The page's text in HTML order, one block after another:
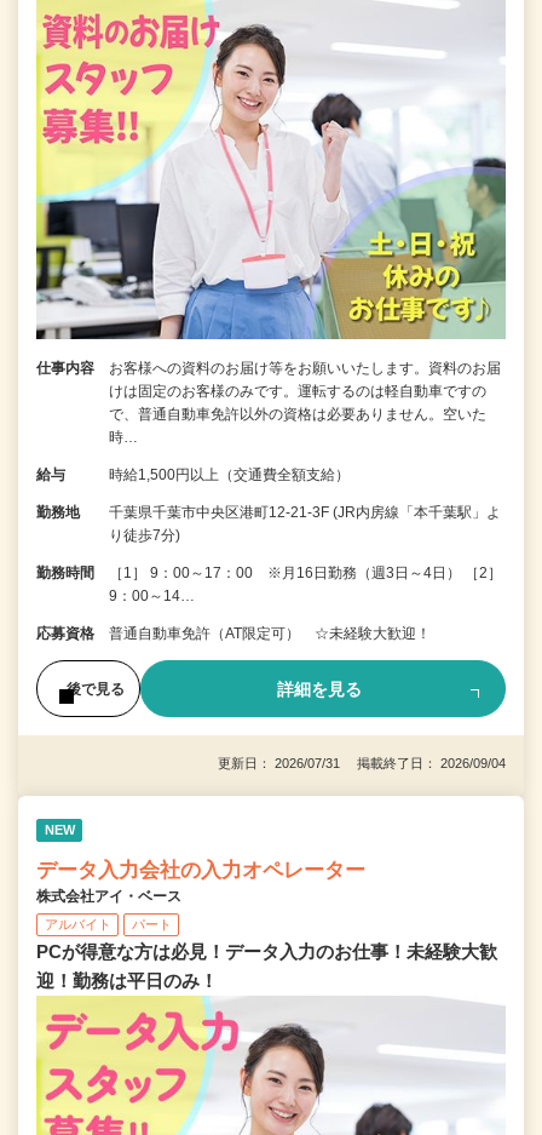
仕事内容
お客様への資料のお届け等をお願いいたします。資料のお届
けは固定のお客様のみです。運転するのは軽自動車ですの
で、普通自動車免許以外の資格は必要ありません。空いた
時…
給与 時給1,500円以上（交通費全額支給）
勤務地
千葉県千葉市中央区港町12-21-3F (JR内房線「本千葉駅」よ
り徒歩7分)
勤務時間
［1］ 9：00～17：00 ※月16日勤務（週3日～4日） ［2］
9：00～14…
応募資格 普通自動車免許（AT限定可） ☆未経験大歓迎！
後で見る 詳細を見る
更新日： 2026/07/31 掲載終了日： 2026/09/04
NEW
データ入力会社の入力オペレーター
株式会社アイ・ベース
アルバイト パート
PCが得意な方は必見！データ入力のお仕事！未経験大歓
迎！勤務は平日のみ！